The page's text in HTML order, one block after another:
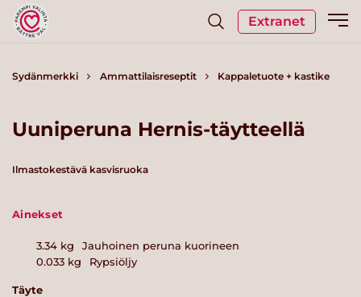
Extranet
Sydänmerkki Ammattilaisreseptit Kappaletuote + kastike
Uuniperuna Hernis-täytteellä
Ilmastokestävä kasvisruoka
Ainekset
3.34 kg
Jauhoinen peruna kuorineen
0.033 kg Rypsiöljy
Täyte